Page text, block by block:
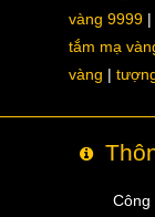
vàng 9999
tắm mạ
vàng
Công